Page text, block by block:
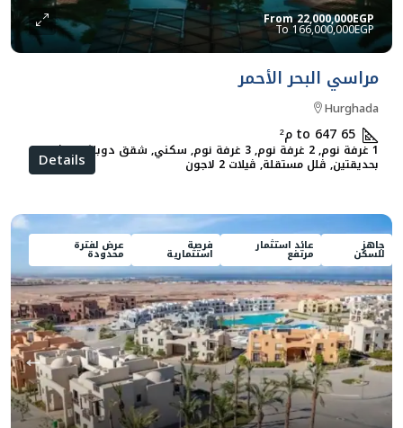
From22,000,000EGP
166,000,000EGP
مراسي البحر الأحمر
Hurghada
65 to 647 م²
1 غرفة نوم, 2 غرفة نوم, 3 غرفة نوم, سكني, شقق دوبلكس, ڨلل
بحديقتين, ڨلل مستقلة, ڨيلات 2 لاجون Details
جاهز
للسكن
عائد استثمار
مرتفع
فرصة
استثمارية
عرض لفترة
محدودة